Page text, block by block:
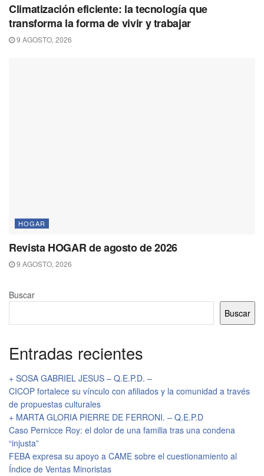
Climatización eficiente: la tecnología que
transforma la forma de vivir y trabajar
9 AGOSTO, 2026
HOGAR
Revista HOGAR de agosto de 2026
9 AGOSTO, 2026
Buscar
Buscar
Entradas recientes
+ SOSA GABRIEL JESUS – Q.E.P.D. –
CICOP fortalece su vínculo con afiliados y la comunidad a través
de propuestas culturales
+ MARTA GLORIA PIERRE DE FERRONI. – Q.E.P.D
Caso Pernicce Roy: el dolor de una familia tras una condena
“injusta”
FEBA expresa su apoyo a CAME sobre el cuestionamiento al
Índice de Ventas Minoristas